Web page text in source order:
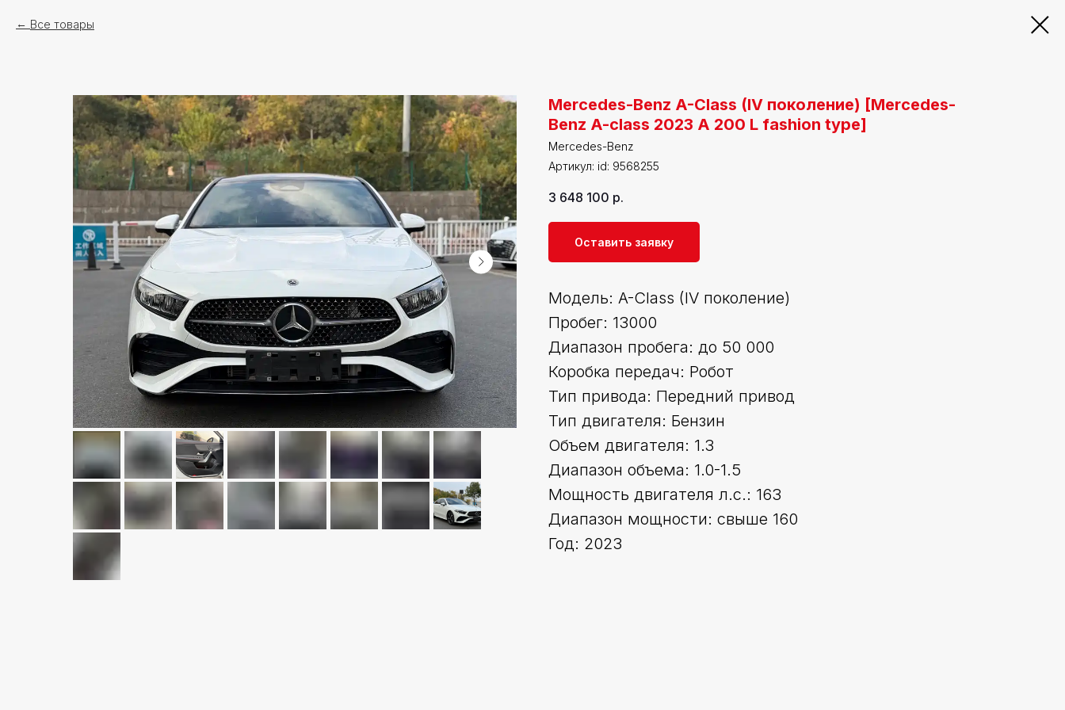
Все товары
Mercedes-Benz A-Class (IV поколение) [Mercedes-
Benz A-class 2023 A 200 L fashion type]
Mercedes-Benz
Артикул: id: 9568255
3 648 100 р.
Оставить заявку
Модель: A-Class (IV поколение)
Пробег: 13000
Диапазон пробега: до 50 000
Коробка передач: Робот
Тип привода: Передний привод
Тип двигателя: Бензин
Объем двигателя: 1.3
Диапазон объема: 1.0-1.5
Мощность двигателя л.с.: 163
Диапазон мощности: свыше 160
Год: 2023